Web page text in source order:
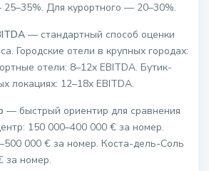
25–35%. Для курортного — 20–30%.
— стандартный способ оценки
Городские отели в крупных городах:
отели: 8–12x EBITDA. Бутик-
локациях: 12–18x EBITDA.
— быстрый ориентир для сравнения
150 000–400 000 € за номер.
000 € за номер. Коста-дель-Соль
за номер.